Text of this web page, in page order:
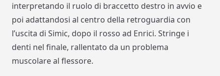
interpretando il ruolo di braccetto destro in avvio e
poi adattandosi al centro della retroguardia con
l’uscita di Simic, dopo il rosso ad Enrici. Stringe i
denti nel finale, rallentato da un problema
muscolare al flessore.